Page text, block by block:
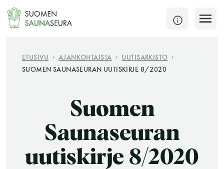
Siirry
sisältöön
SULJE
KATSO TARKEMMAT AUKIOLOAJAT
JÄSENSIVUT
ETUSIVU AJANKOHTAISTA
UUTISARKISTO
SUOMEN SAUNASEURAN UUTISKIRJE 8/2020
Suomen
Saunaseuran
uutiskirje 8/2020